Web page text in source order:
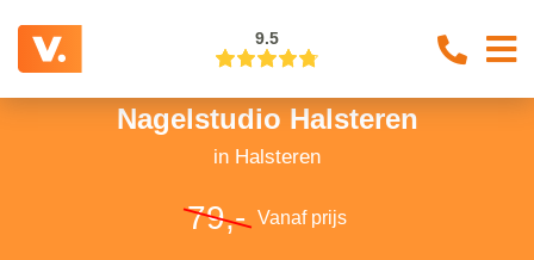
9.5
Nagelstudio Halsteren
in Halsteren
79,- Vanaf prijs